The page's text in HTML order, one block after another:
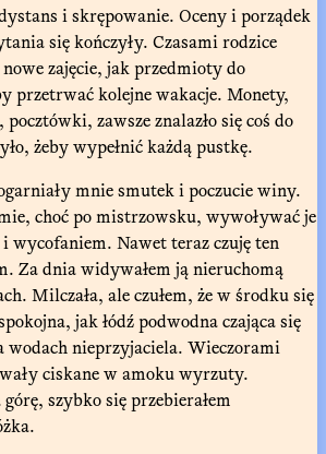
i skrępowanie. Oceny i porządek
się kończyły. Czasami rodzice
zajęcie, jak przedmioty do
przetrwać kolejne wakacje. Monety,
zawsze znalazło się coś do
żeby wypełnić każdą pustkę.
mnie smutek i poczucie winy.
choć po mistrzowsku, wywoływać je
wycofaniem. Nawet teraz czuję ten
Za dnia widywałem ją nieruchomą
Milczała, ale czułem, że w środku się
jak łódź podwodna czająca się
wodach nieprzyjaciela. Wieczorami
ciskane w amoku wyrzuty.
szybko się przebierałem